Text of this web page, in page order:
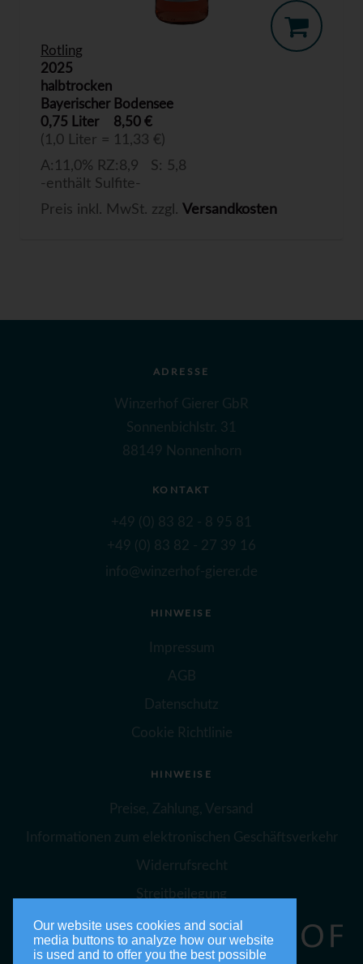
Rotling
2025
halbtrocken
Bayerischer Bodensee
0,75 Liter
8,50 €
(1,0 Liter = 11,33 €)
A:11,0% RZ:8,9 S: 5,8
-enthält Sulfite-
Preis inkl. MwSt. zzgl. Versandkosten
ADRESSE
Winzerhof Gierer GbR
Sonnenbichlstr. 31
88149 Nonnenhorn
KONTAKT
+49 (0) 83 82 - 8 95 81
+49 (0) 83 82 - 27 39 16
info@winzerhof-gierer.de
HINWEISE
Impressum
AGB
Datenschutz
Cookie Richtlinie
HINWEISE
Preise, Zahlung, Versand
Informationen zum elektronischen Geschäftsverkehr
Widerrufsrecht
Streitbeilegung
Our website uses cookies and social
media buttons to analyze how our website
is used and to offer you the best possible